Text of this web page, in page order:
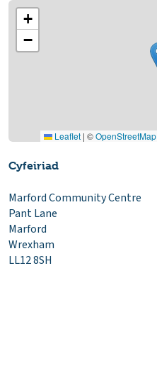
+
−
Leaflet | ©OpenStreetMap
Cyfeiriad
Marford Community Centre
Pant Lane
Marford
Wrexham
LL12 8SH